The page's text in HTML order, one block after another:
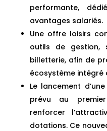
performante,
avantages salariés.
Une offre loisirs
outils de gestion,
billetterie, afin de
écosystème intégré
Le lancement
prévu au
renforcer
dotations. Ce